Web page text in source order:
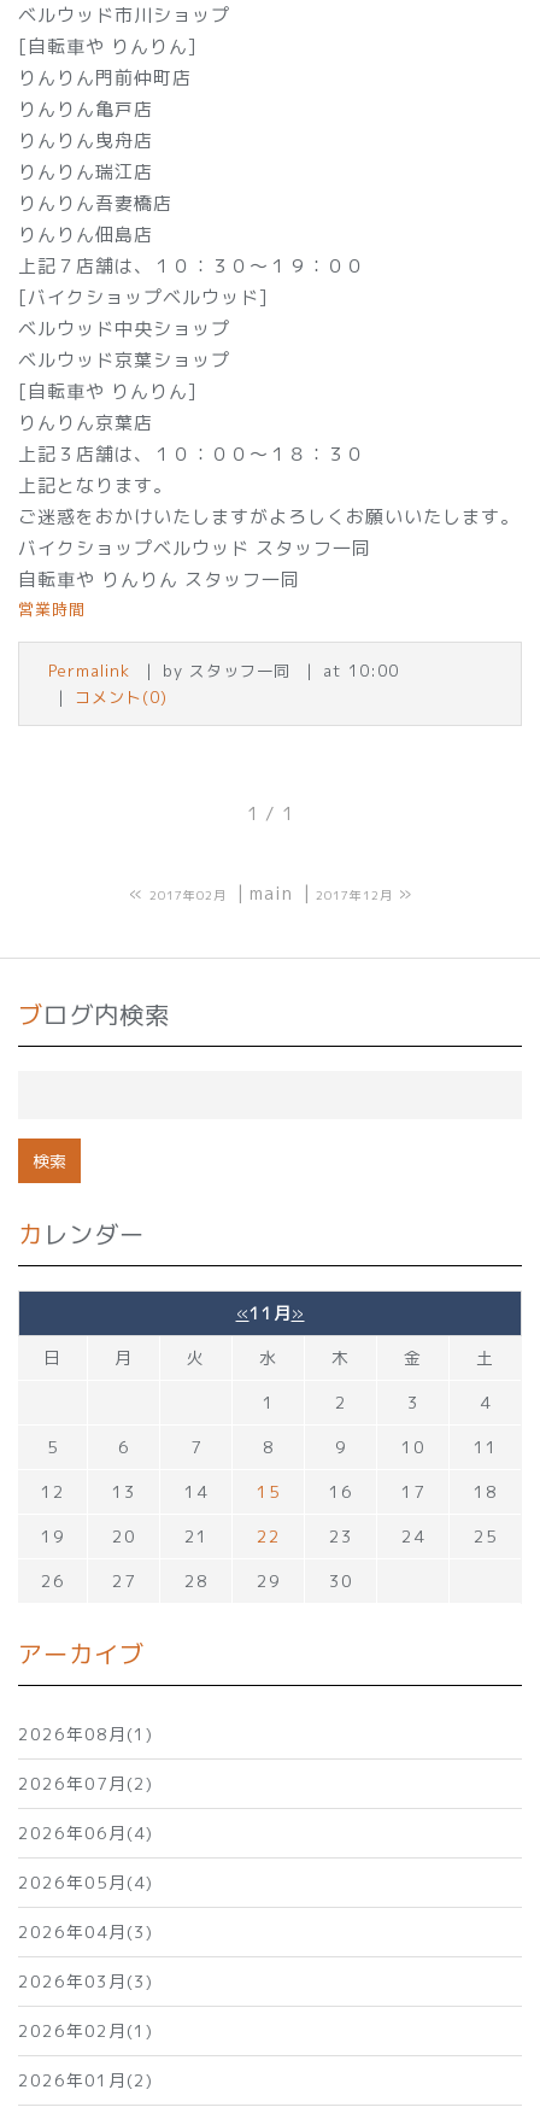
ベルウッド市川ショップ
[自転車や りんりん]
りんりん門前仲町店
りんりん亀戸店
りんりん曳舟店
りんりん瑞江店
りんりん吾妻橋店
りんりん佃島店
上記７店舗は、１０：３０～１９：００
[バイクショップベルウッド]
ベルウッド中央ショップ
ベルウッド京葉ショップ
[自転車や りんりん]
りんりん京葉店
上記３店舗は、１０：００～１８：３０
上記となります。
ご迷惑をおかけいたしますがよろしくお願いいたします。
バイクショップベルウッド スタッフ一同
自転車や りんりん スタッフ一同
営業時間
Permalink by スタッフ一同
at 10:00
コメント(0)
1 / 1
« 2017年02月 main 2017年12月 »
ブログ内検索
カレンダー
«11月»
日
月 火 水 木 金
土
1
2 3
4
5
6 7 8 9 10
11
12
13 14 15 16 17
18
19
20 21 22 23 24
25
26
27 28 29 30
アーカイブ
2026年08月(1)
2026年07月(2)
2026年06月(4)
2026年05月(4)
2026年04月(3)
2026年03月(3)
2026年02月(1)
2026年01月(2)